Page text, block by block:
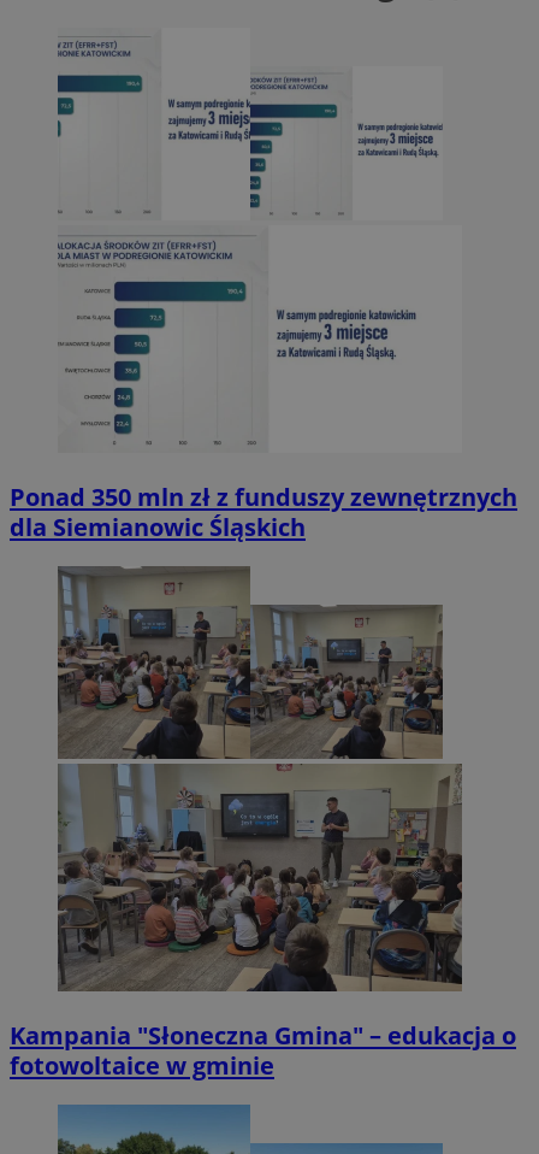
Ponad 350 mln zł z funduszy zewnętrznych
dla Siemianowic Śląskich
Kampania "Słoneczna Gmina" – edukacja o
fotowoltaice w gminie